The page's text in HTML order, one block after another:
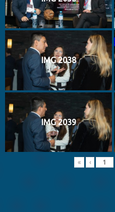
IMG 2038
IMG 2039
« ‹